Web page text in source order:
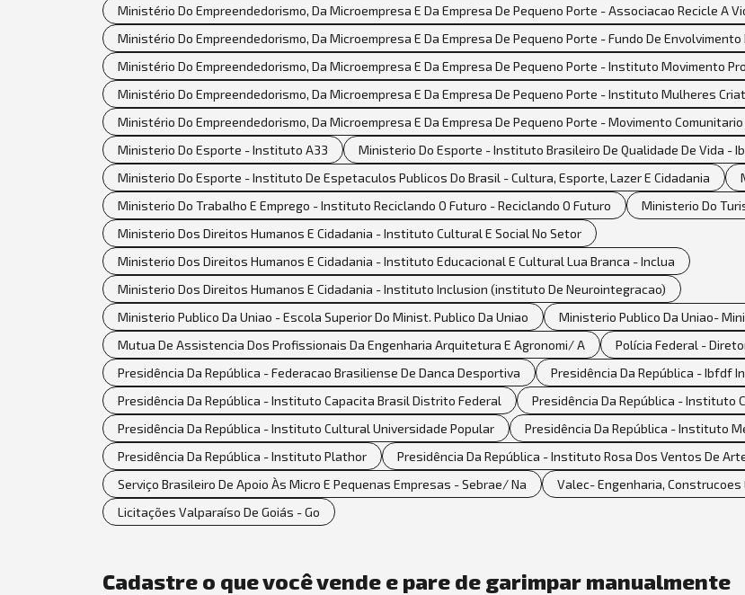
Ministério Do Empreendedorismo, Da Microempresa E Da Empresa De Pequeno Porte - Associacao Recicle A
Ministério Do Empreendedorismo, Da Microempresa E Da Empresa De Pequeno Porte - Fundo De
Ministério Do Empreendedorismo, Da Microempresa E Da Empresa De Pequeno Porte - Instituto Movimento
Ministério Do Empreendedorismo, Da Microempresa E Da Empresa De Pequeno Porte - Instituto Mulheres
Ministério Do Empreendedorismo, Da Microempresa E Da Empresa De Pequeno Porte - Movimento Comunitario
Ministerio Do Esporte - Instituto A33
Ministerio Do Esporte - Instituto Brasileiro De Qualidade De Vida -
Ministerio Do Esporte - Instituto De Espetaculos Publicos Do Brasil - Cultura, Esporte, Lazer E Cidadania
Ministerio Do Trabalho E Emprego - Instituto Reciclando O Futuro - Reciclando O Futuro
Ministerio Do
Ministerio Dos Direitos Humanos E Cidadania - Instituto Cultural E Social No Setor
Ministerio Dos Direitos Humanos E Cidadania - Instituto Educacional E Cultural Lua Branca - Inclua
Ministerio Dos Direitos Humanos E Cidadania - Instituto Inclusion (instituto De Neurointegracao)
Ministerio Publico Da Uniao - Escola Superior Do Minist. Publico Da Uniao
Ministerio Publico Da Uniao-
Mutua De Assistencia Dos Profissionais Da Engenharia Arquitetura E Agronomi/ A
Polícia Federal -
Presidência Da República - Federacao Brasiliense De Danca Desportiva
Presidência Da República - Ibfdf
Presidência Da República - Instituto Capacita Brasil Distrito Federal
Presidência Da República - Instituto
Presidência Da República - Instituto Cultural Universidade Popular
Presidência Da República - Instituto
Presidência Da República - Instituto Plathor
Presidência Da República - Instituto Rosa Dos Ventos De
Serviço Brasileiro De Apoio Às Micro E Pequenas Empresas - Sebrae/ Na
Valec- Engenharia,
Licitações Valparaíso De Goiás - Go
Cadastre o que você vende e pare de garimpar manualmente